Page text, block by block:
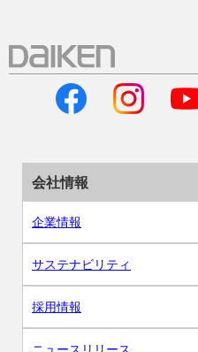
会社情報
企業情報
サステナビリティ
採用情報
ニュースリリース